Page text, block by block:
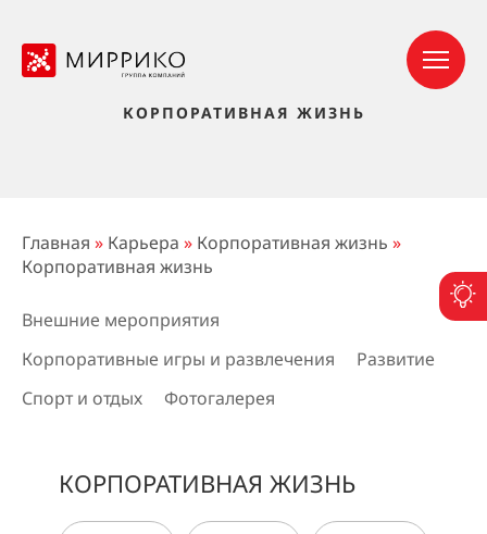
КОРПОРАТИВНАЯ ЖИЗНЬ
Главная » Карьера » Корпоративная жизнь »
Корпоративная жизнь
Внешние мероприятия
Корпоративные игры и развлечения
Развитие
Спорт и отдых
Фотогалерея
КОРПОРАТИВНАЯ ЖИЗНЬ